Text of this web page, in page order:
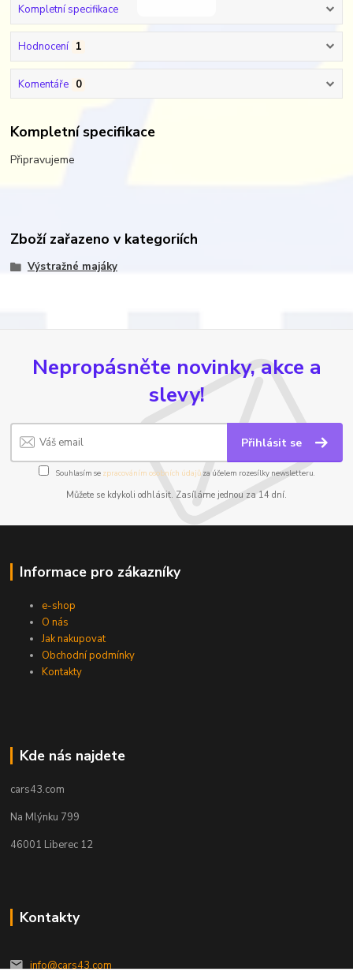
Kompletní specifikace
Hodnocení 1
Komentáře 0
Kompletní specifikace
Připravujeme
Zboží zařazeno v kategoriích
Výstražné majáky
Nepropásněte novinky, akce a
slevy!
Přihlásit se
Souhlasím se zpracováním osobních údajůza účelem rozesílky newsletteru.
Můžete se kdykoli odhlásit. Zasíláme jednou za 14 dní.
Informace pro zákazníky
e-shop
O nás
Jak nakupovat
Obchodní podmínky
Kontakty
Kde nás najdete
cars43.com
Na Mlýnku 799
46001 Liberec 12
Kontakty
info@cars43.com